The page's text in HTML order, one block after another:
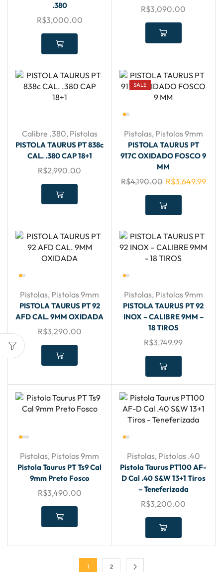
.380
R$3,000.00
R$3,090.00
Calibre .380, Pistolas
PISTOLA TAURUS PT 838c
CAL. .380 CAP 18+1
R$2,990.00
SALE
Pistolas, Pistolas 9mm
PISTOLA TAURUS PT
917C OXIDADO FOSCO 9
MM
R$4,190.00 R$3,649.99
Pistolas, Pistolas 9mm
PISTOLA TAURUS PT 92
AFD CAL. 9MM OXIDADA
R$3,290.00
Pistolas, Pistolas 9mm
PISTOLA TAURUS PT 92
INOX – CALIBRE 9MM –
18 TIROS
R$3,749.99
Pistolas, Pistolas 9mm
Pistola Taurus PT Ts9 Cal
9mm Preto Fosco
R$3,490.00
Pistolas, Pistolas .40
Pistola Taurus PT100 AF-
D Cal .40 S&W 13+1 Tiros
– Teneferizada
R$3,200.00
1 2